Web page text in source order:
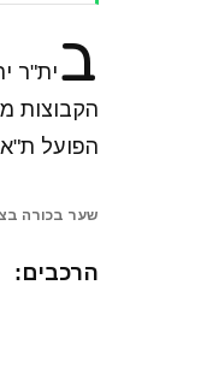
ב ית"ר
הקבוצות
הפועל
שער בכורה
הרכבים: